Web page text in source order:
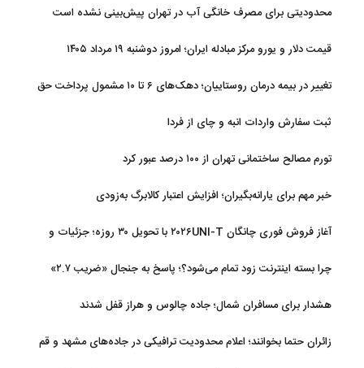
محدودیتی برای مصرف خانگی آب در تهران پیش‌بینی نشده است
قیمت دلار و یورو مرکز مبادله ایران؛ امروز دوشنبه ۱۹ مرداد ۱۴۰۵
تغییر در بیمه درمان روستاییان؛ دهک‌های ۶ تا ۱۰ مشمول پرداخت حق
ثبت سفارش واردات انبه و چای از فردا
تورم مصالح ساختمانی تهران از ۱۰۰ درصد عبور کرد
خبر مهم برای یارانه‌بگیران؛ افزایش اعتبار کالابرگ به‌زودی
آغاز فروش فوری چانگان ۲۰۲۶UNI-T با تحویل ۳۰ روزه؛ جزئیات و
چرا بسته اینترنت زود تمام می‌شود؟؛ پاسخ به جنجال «ضریب ۲.۷»
هشدار برای مسافران شمال؛ جاده چالوس و هراز قفل شدند
زائران حتما بخوانند؛ اعلام محدودیت ترافیکی در جاده‌های مشهد و قم